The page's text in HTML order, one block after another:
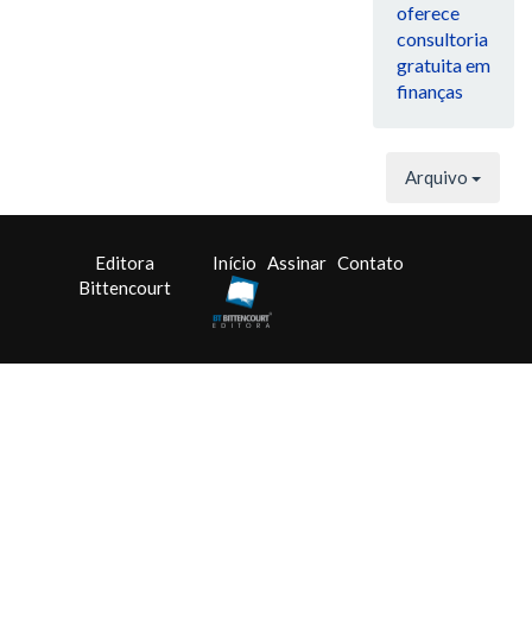
oferece
consultoria
gratuita em
finanças
Arquivo
Editora
Bittencourt
Início Assinar Contato